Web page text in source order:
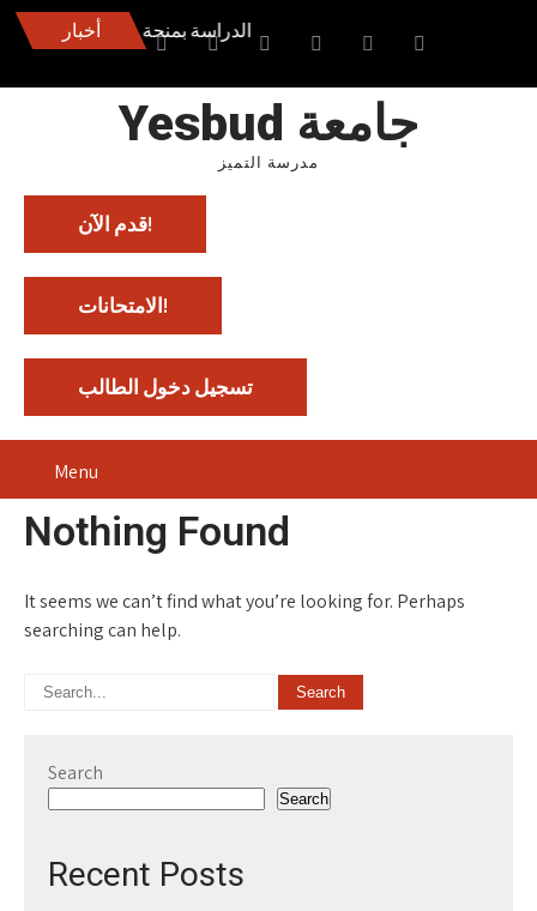
أخبار الدراسة بمنحة 100٪ عبر الإنترنت. قدم الآن
Yesbud جامعة
مدرسة التميز
قدم الآن!
الامتحانات!
تسجيل دخول الطالب
Menu
Nothing Found
It seems we can’t find what you’re looking for. Perhaps
searching can help.
Search
Search
Recent Posts